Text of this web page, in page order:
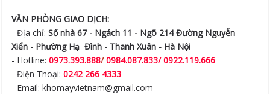
VĂN PHÒNG GIAO DỊCH:
- Địa chỉ:Số nhà 67 - Ngách 11 - Ngõ 214 Đường Nguyễn
Xiển - Phường Hạ Đình - Thanh Xuân - Hà Nội
- Hotline:0973.393.888/ 0984.087.833/ 0922.119.666
- Điện Thoại:0242 266 4333
- Email: khomayvietnam@gmail.com